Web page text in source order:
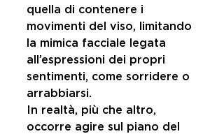
quella di contenere i
movimenti del viso, limitando
la mimica facciale legata
all’espressioni dei propri
sentimenti, come sorridere o
arrabbiarsi.
In realtà, più che altro,
occorre agire sul piano del